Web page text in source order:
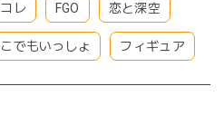
レ FGO 恋と深空
でもいっしょ フィギュア